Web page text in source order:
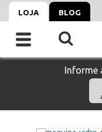
LOJA BLOG
Informe